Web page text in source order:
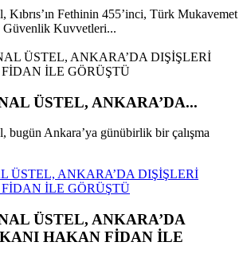
Kıbrıs’ın Fethinin 455’inci, Türk Mukavemet
Güvenlik Kuvvetleri...
ÜSTEL, ANKARA’DA...
bugün Ankara’ya günübirlik bir çalışma
ÜSTEL, ANKARA’DA DIŞİŞLERİ
İLE GÖRÜŞTÜ
ÜSTEL, ANKARA’DA
HAKAN FİDAN İLE